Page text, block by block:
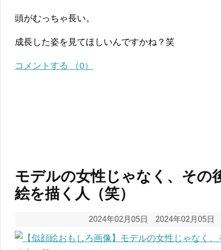
頭がむっちゃ長い。
成長した姿を見てほしいんですかね？笑
コメントする （0）
モデルの女性じゃなく、その
絵を描く人（笑）
2024年02月05日 2024年02月05日